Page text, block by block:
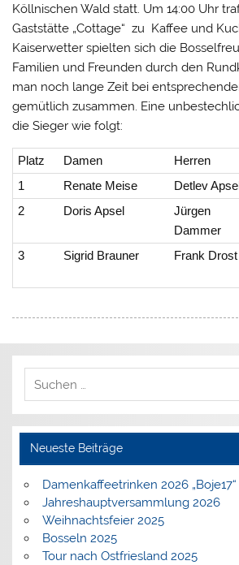
Köllnischen Wald statt. Um 14:00 Uhr
Gaststätte „Cottage“ zu Kaffee und
Kaiserwetter spielten sich die
Familien und Freunden durch den
man noch lange Zeit bei
gemütlich zusammen. Eine
die Sieger wie folgt:
Platz Damen Herren
1
Renate Meise Detlev
2
Doris Apsel
Jürgen
Dammer
3 Sigrid Brauner Frank Drost
Neueste Beiträge
Damenkaffeetrinken 2026 „Boje17“
Jahreshauptversammlung 2026
Weihnachtsfeier 2025
Bosseln 2025
Tour nach Ostfriesland 2025